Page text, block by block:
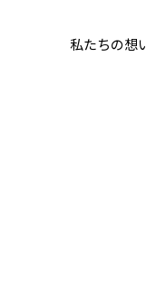
私たちの想